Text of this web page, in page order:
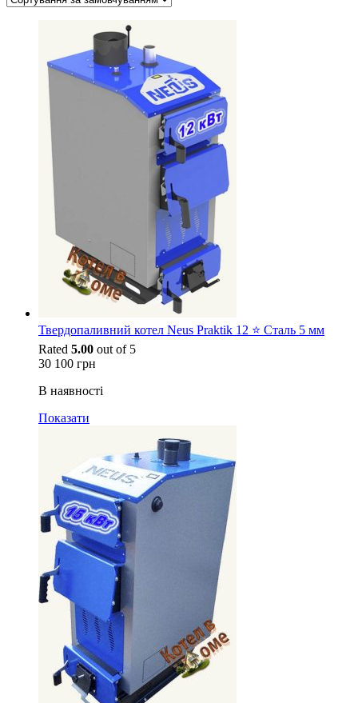
Твердопаливний котел Neus Praktik 12 ⭐ Сталь 5 мм
Rated 5.00 out of 5
30 100 грн
В наявності
Показати